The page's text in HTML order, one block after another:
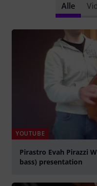
Alle
YOUTUBE
Pirastro Evah Pirazzi
bass) presentation